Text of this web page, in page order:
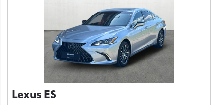
Lexus ES